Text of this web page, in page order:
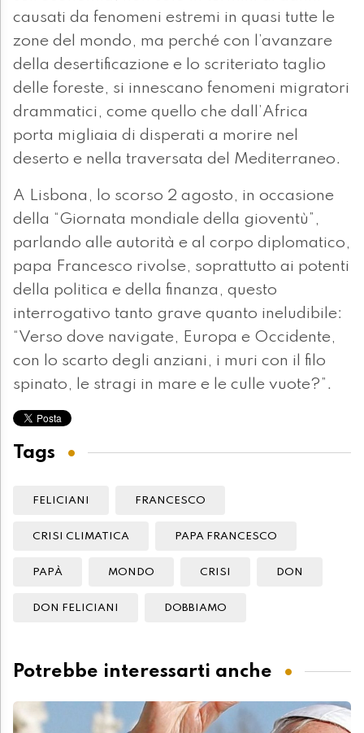
causati da fenomeni estremi in quasi tutte le
zone del mondo, ma perché con l’avanzare
della desertificazione e lo scriteriato taglio
delle foreste, si innescano fenomeni migratori
drammatici, come quello che dall’Africa
porta migliaia di disperati a morire nel
deserto e nella traversata del Mediterraneo.
A Lisbona, lo scorso 2 agosto, in occasione
della “Giornata mondiale della gioventù”,
parlando alle autorità e al corpo diplomatico,
papa Francesco rivolse, soprattutto ai potenti
della politica e della finanza, questo
interrogativo tanto grave quanto ineludibile:
“Verso dove navigate, Europa e Occidente,
con lo scarto degli anziani, i muri con il filo
spinato, le stragi in mare e le culle vuote?”.
Tags
FELICIANI FRANCESCO
CRISI CLIMATICA PAPA FRANCESCO
PAPÀ MONDO CRISI DON
DON FELICIANI DOBBIAMO
Potrebbe interessarti anche